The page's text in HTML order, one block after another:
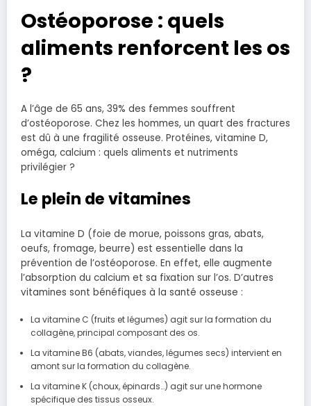
Ostéoporose : quels
aliments renforcent les os
?
A l’âge de 65 ans, 39% des femmes souffrent
d’ostéoporose. Chez les hommes, un quart des fractures
est dû à une fragilité osseuse. Protéines, vitamine D,
oméga, calcium : quels aliments et nutriments
privilégier ?
Le plein de vitamines
La vitamine D (foie de morue, poissons gras, abats,
oeufs, fromage, beurre) est essentielle dans la
prévention de l’ostéoporose. En effet, elle augmente
l’absorption du calcium et sa fixation sur l’os. D’autres
vitamines sont bénéfiques à la santé osseuse :
La vitamine C (fruits et légumes) agit sur la formation du
collagène, principal composant des os.
La vitamine B6 (abats, viandes, légumes secs) intervient en
amont sur la formation du collagène.
La vitamine K (choux, épinards…) agit sur une hormone
spécifique des tissus osseux.